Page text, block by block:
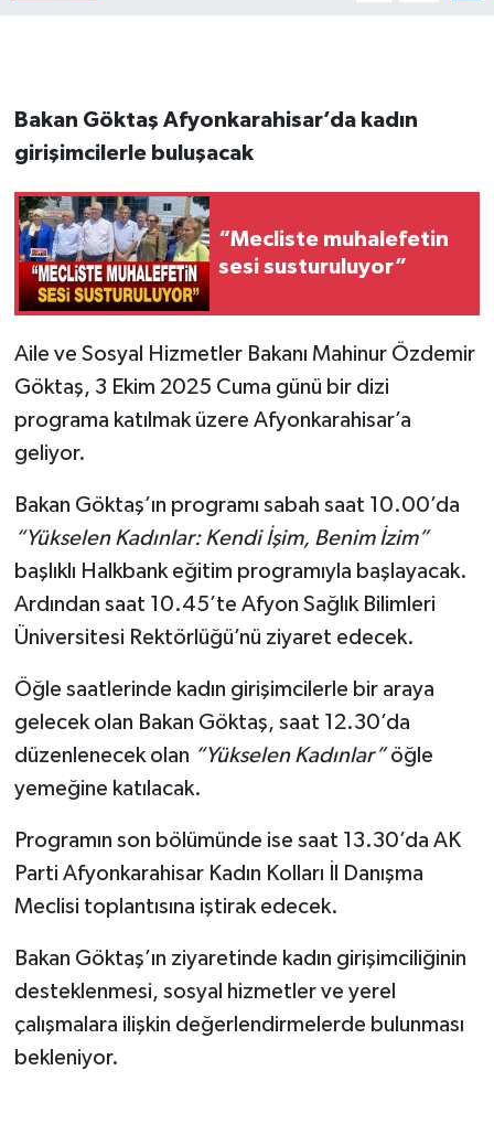
Bakan Göktaş Afyonkarahisar’da kadın
girişimcilerle buluşacak
“Mecliste muhalefetin
sesi susturuluyor”
Aile ve Sosyal Hizmetler Bakanı Mahinur Özdemir
Göktaş, 3 Ekim 2025 Cuma günü bir dizi
programa katılmak üzere Afyonkarahisar’a
geliyor.
Bakan Göktaş’ın programı sabah saat 10.00’da
“Yükselen Kadınlar: Kendi İşim, Benim İzim”
başlıklı Halkbank eğitim programıyla başlayacak.
Ardından saat 10.45’te Afyon Sağlık Bilimleri
Üniversitesi Rektörlüğü’nü ziyaret edecek.
Öğle saatlerinde kadın girişimcilerle bir araya
gelecek olan Bakan Göktaş, saat 12.30’da
düzenlenecek olan “Yükselen Kadınlar”öğle
yemeğine katılacak.
Programın son bölümünde ise saat 13.30’da AK
Parti Afyonkarahisar Kadın Kolları İl Danışma
Meclisi toplantısına iştirak edecek.
Bakan Göktaş’ın ziyaretinde kadın girişimciliğinin
desteklenmesi, sosyal hizmetler ve yerel
çalışmalara ilişkin değerlendirmelerde bulunması
bekleniyor.